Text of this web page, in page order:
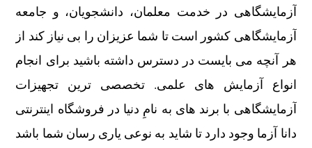
آزمایشگاهی در خدمت معلمان، دانشجویان، و جامعه
آزمایشگاهی کشور است تا شما عزیزان را بی نیاز کند از
هر آنچه می بایست در دسترس داشته باشید برای انجام
انواع آزمایش های علمی. تخصصی ترین تجهیزات
آزمایشگاهی با برند های به نامِ دنیا در فروشگاه اینترنتی
دانا آزما وجود دارد تا شاید به نوعی یاری رسان شما باشد